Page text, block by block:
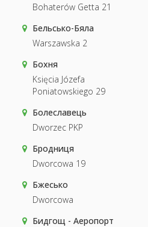
Bohaterów Getta 21
Бельсько-Бяла
Warszawska 2
Бохня
Księcia Józefa
Poniatowskiego 29
Болеславець
Dworzec PKP
Бродниця
Dworcowa 19
Бжесько
Dworcowa
Бидгощ - Аеропорт